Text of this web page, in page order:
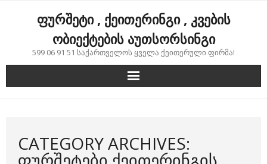
ფურშეტი , ქეითერინგი , კვების
ობიექტების აუთსორსინგი
599 06 91 51 საქართველოს ყველა ქეითერული ფირმა!
CATEGORY ARCHIVES: